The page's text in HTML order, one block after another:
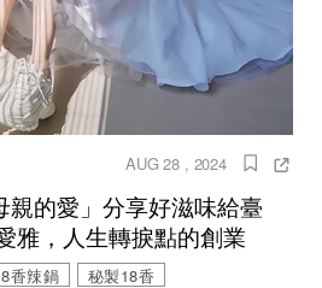
AUG 28 , 2024
親的愛」分享好滋味給臺
雅，人生轉捩點的創業
香辣鍋 秘製18香